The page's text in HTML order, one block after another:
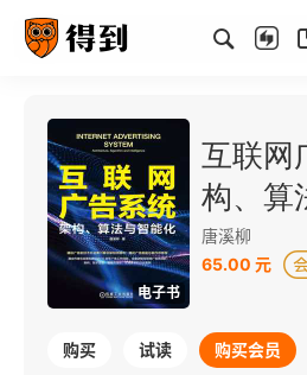
电子书
互联网
构、算
唐溪柳
65.00 元
购买 试读 购买会员